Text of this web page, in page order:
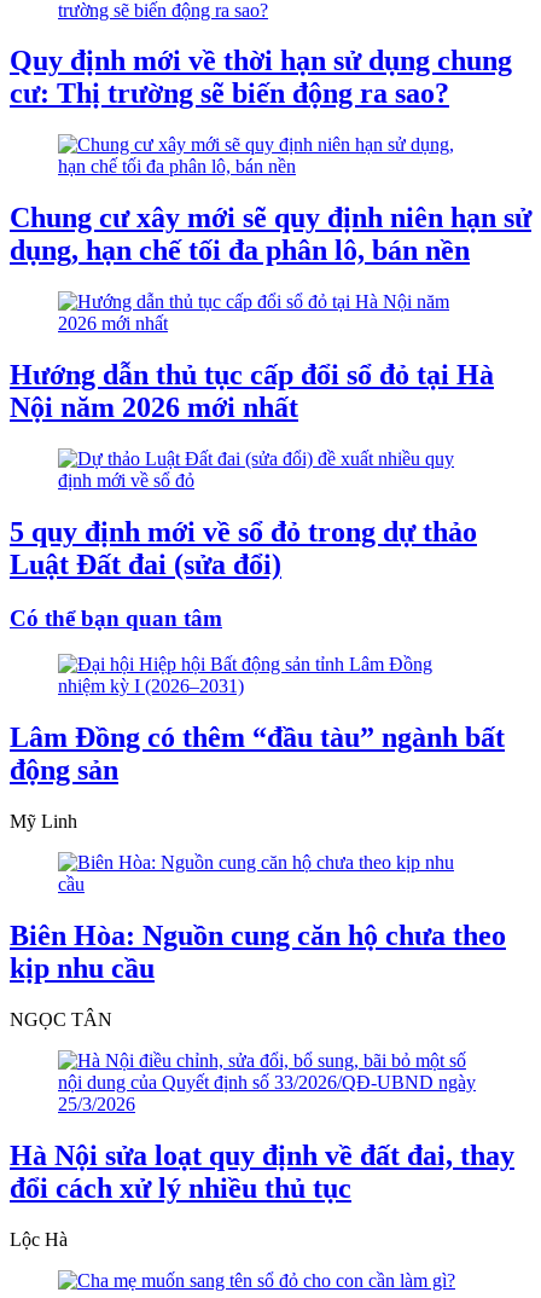
Quy định mới về thời hạn sử dụng chung
cư: Thị trường sẽ biến động ra sao?
Chung cư xây mới sẽ quy định niên hạn sử
dụng, hạn chế tối đa phân lô, bán nền
Hướng dẫn thủ tục cấp đổi sổ đỏ tại Hà
Nội năm 2026 mới nhất
5 quy định mới về sổ đỏ trong dự thảo
Luật Đất đai (sửa đổi)
Có thể bạn quan tâm
Lâm Đồng có thêm “đầu tàu” ngành bất
động sản
Mỹ Linh
Biên Hòa: Nguồn cung căn hộ chưa theo
kịp nhu cầu
NGỌC TÂN
Hà Nội sửa loạt quy định về đất đai, thay
đổi cách xử lý nhiều thủ tục
Lộc Hà